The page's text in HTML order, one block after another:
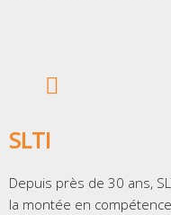
SLTI
Depuis près de 30 ans,
la montée en